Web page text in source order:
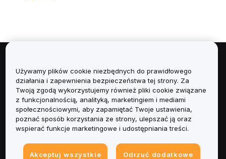
Informacje
Usługi
Obsługa Klienta
Używamy plików cookie niezbędnych do prawidłowego
działania i zapewnienia bezpieczeństwa tej strony. Za
Twoją zgodą wykorzystujemy również pliki cookie związane
z funkcjonalnością, analityką, marketingiem i mediami
społecznościowymi, aby zapamiętać Twoje ustawienia,
poznać sposób korzystania ze strony, ulepszać ją oraz
wspierać funkcje marketingowe i udostępniania treści.
Akceptuj wszystkie Odrzuć dodatkowe